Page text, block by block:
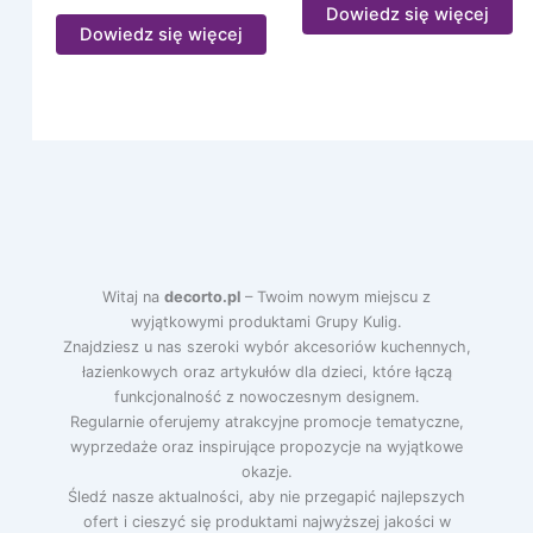
Dowiedz się więcej
Dowiedz się więcej
Witaj na decorto.pl – Twoim nowym miejscu z
wyjątkowymi produktami Grupy Kulig.
Znajdziesz u nas szeroki wybór akcesoriów kuchennych,
łazienkowych oraz artykułów dla dzieci, które łączą
funkcjonalność z nowoczesnym designem.
Regularnie oferujemy atrakcyjne promocje tematyczne,
wyprzedaże oraz inspirujące propozycje na wyjątkowe
okazje.
Śledź nasze aktualności, aby nie przegapić najlepszych
ofert i cieszyć się produktami najwyższej jakości w